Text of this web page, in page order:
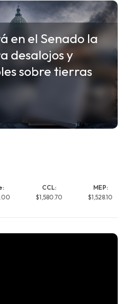
en el Senado la
desalojos y
sobre tierras
CCL:
$1,580.70
MEP:
$1,528.10